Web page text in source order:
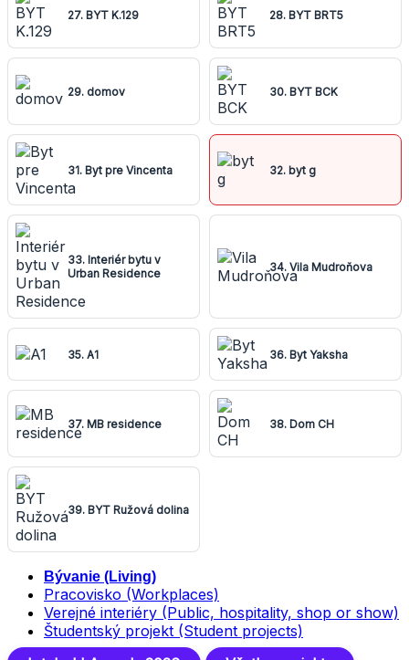
27. BYT K.129 28. BYT BRT5
29. domov 30. BYT BCK
31. Byt pre Vincenta 32. byt g
33. Interiér bytu v
Urban Residence
34. Vila Mudroňova
35. A1 36. Byt Yaksha
37. MB residence 38. Dom CH
39. BYT Ružová dolina
Bývanie (Living)
Pracovisko (Workplaces)
Verejné interiéry (Public, hospitality, shop or show)
Študentský projekt (Student projects)